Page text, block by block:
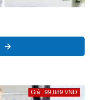
Giá : 99,889 VNĐ